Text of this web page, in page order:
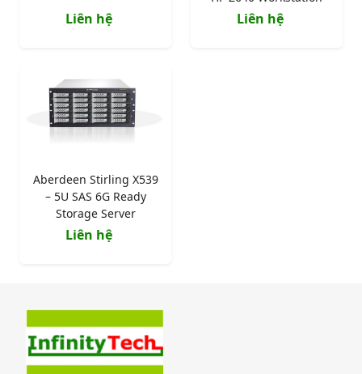
Liên hệ Liên hệ
Aberdeen Stirling X539
– 5U SAS 6G Ready
Storage Server
Liên hệ